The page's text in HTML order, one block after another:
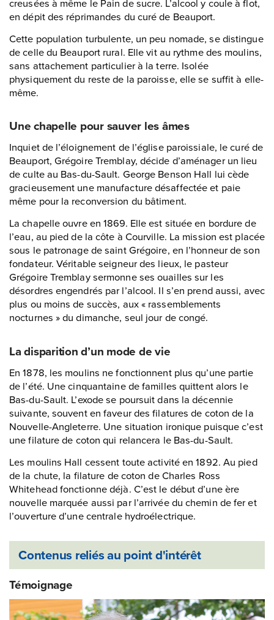
creusées à même le Pain de sucre. L’alcool y coule à flot,
en dépit des réprimandes du curé de Beauport.
Cette population turbulente, un peu nomade, se distingue
de celle du Beauport rural. Elle vit au rythme des moulins,
sans attachement particulier à la terre. Isolée
physiquement du reste de la paroisse, elle se suffit à elle-
même.
Une chapelle pour sauver les âmes
Inquiet de l’éloignement de l’église paroissiale, le curé de
Beauport, Grégoire Tremblay, décide d’aménager un lieu
de culte au Bas-du-Sault. George Benson Hall lui cède
gracieusement une manufacture désaffectée et paie
même pour la reconversion du bâtiment.
La chapelle ouvre en 1869. Elle est située en bordure de
l’eau, au pied de la côte à Courville. La mission est placée
sous le patronage de saint Grégoire, en l’honneur de son
fondateur. Véritable seigneur des lieux, le pasteur
Grégoire Tremblay sermonne ses ouailles sur les
désordres engendrés par l’alcool. Il s’en prend aussi, avec
plus ou moins de succès, aux « rassemblements
nocturnes » du dimanche, seul jour de congé.
La disparition d’un mode de vie
En 1878, les moulins ne fonctionnent plus qu’une partie
de l’été. Une cinquantaine de familles quittent alors le
Bas-du-Sault. L’exode se poursuit dans la décennie
suivante, souvent en faveur des filatures de coton de la
Nouvelle-Angleterre. Une situation ironique puisque c’est
une filature de coton qui relancera le Bas-du-Sault.
Les moulins Hall cessent toute activité en 1892. Au pied
de la chute, la filature de coton de Charles Ross
Whitehead fonctionne déjà. C’est le début d’une ère
nouvelle marquée aussi par l’arrivée du chemin de fer et
l’ouverture d’une centrale hydroélectrique.
Contenus reliés au point d'intérêt
Témoignage